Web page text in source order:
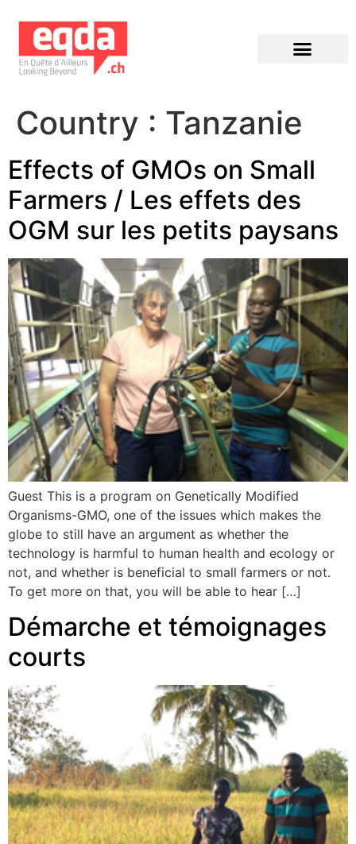
Country : Tanzanie
Effects of GMOs on Small
Farmers / Les effets des
OGM sur les petits paysans
Guest This is a program on Genetically Modified
Organisms-GMO, one of the issues which makes the
globe to still have an argument as whether the
technology is harmful to human health and ecology or
not, and whether is beneficial to small farmers or not.
To get more on that, you will be able to hear […]
Démarche et témoignages
courts